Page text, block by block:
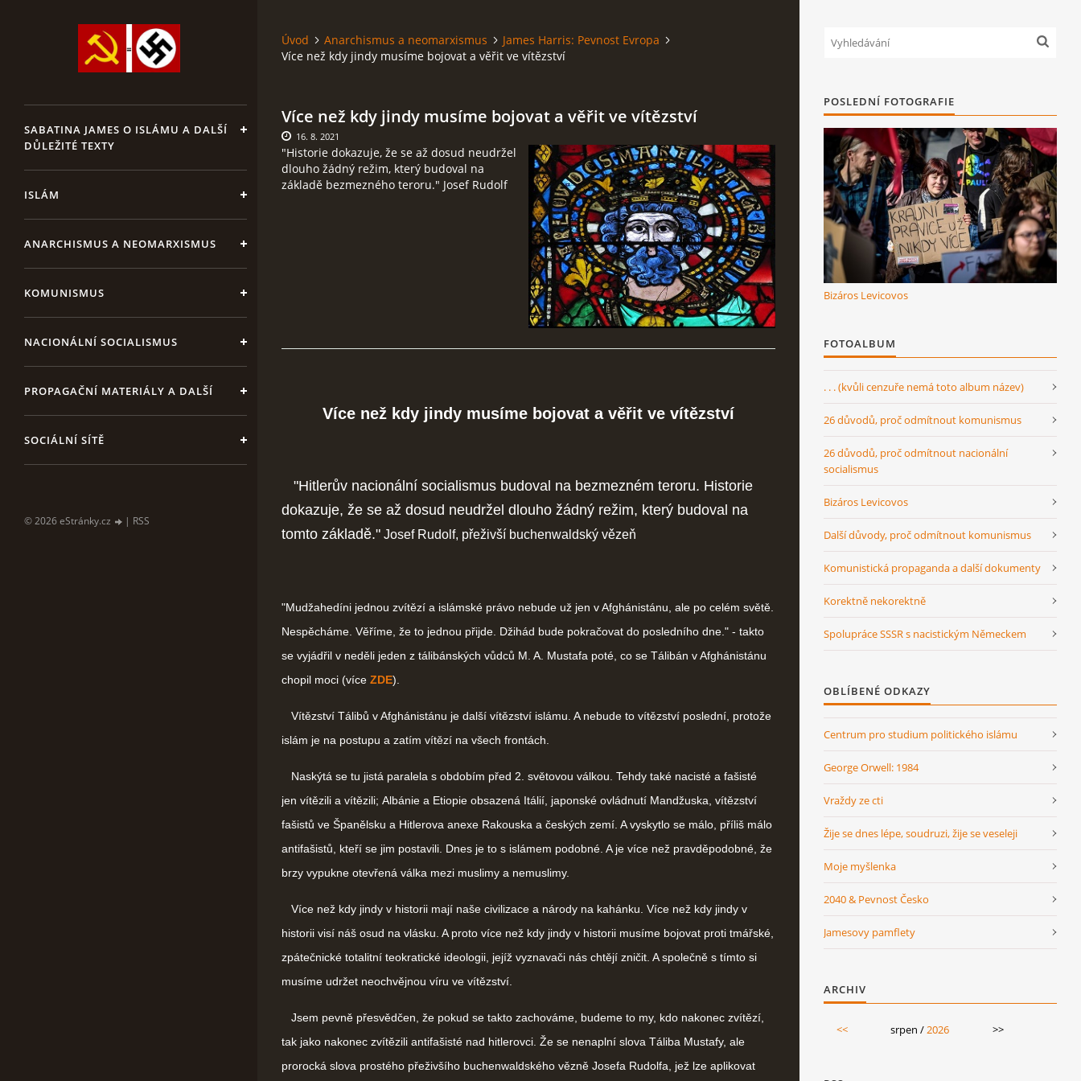
SABATINA JAMES O ISLÁMU A DALŠÍ
DŮLEŽITÉ TEXTY
ISLÁM
ANARCHISMUS A NEOMARXISMUS
KOMUNISMUS
NACIONÁLNÍ SOCIALISMUS
PROPAGAČNÍ MATERIÁLY A DALŠÍ
SOCIÁLNÍ SÍTĚ
© 2026 eStránky.cz | RSS
Úvod Anarchismus a neomarxismus
James Harris: Pevnost Evropa
Více než kdy jindy musíme bojovat a věřit ve vítězství
Více než kdy jindy musíme bojovat a věřit ve vítězství
"Historie dokazuje, že se až dosud neudržel
dlouho žádný režim, který budoval na
základě bezmezného teroru." Josef Rudolf
16. 8. 2021
Více než kdy jindy musíme bojovat a věřit ve vítězství
"Hitlerův nacionální socialismus budoval na bezmezném teroru. Historie
dokazuje, že se až dosud neudržel dlouho žádný režim, který budoval na
tomto základě." Josef Rudolf, přeživší buchenwaldský vězeň
"Mudžahedíni jednou zvítězí a islámské právo nebude už jen v Afghánistánu, ale po celém světě.
Nespěcháme. Věříme, že to jednou přijde. Džihád bude pokračovat do posledního dne." - takto
se vyjádřil v neděli jeden z tálibánských vůdců M. A. Mustafa poté, co se Tálibán v Afghánistánu
chopil moci (více ZDE).
Vítězství Tálibů v Afghánistánu je další vítězství islámu. A nebude to vítězství poslední, protože
islám je na postupu a zatím vítězí na všech frontách.
Naskýtá se tu jistá paralela s obdobím před 2. světovou válkou. Tehdy také nacisté a fašisté
jen vítězili a vítězili; Albánie a Etiopie obsazená Itálií, japonské ovládnutí Mandžuska, vítězství
fašistů ve Španělsku a Hitlerova anexe Rakouska a českých zemí. A vyskytlo se málo, příliš málo
antifašistů, kteří se jim postavili. Dnes je to s islámem podobné. A je více než pravděpodobné, že
brzy vypukne otevřená válka mezi muslimy a nemuslimy.
Více než kdy jindy v historii mají naše civilizace a národy na kahánku. Více než kdy jindy v
historii visí náš osud na vlásku. A proto více než kdy jindy v historii musíme bojovat proti tmářské,
zpátečnické totalitní teokratické ideologii, jejíž vyznavači nás chtějí zničit. A společně s tímto si
musíme udržet neochvějnou víru ve vítězství.
Jsem pevně přesvědčen, že pokud se takto zachováme, budeme to my, kdo nakonec zvítězí,
tak jako nakonec zvítězili antifašisté nad hitlerovci. Že se nenaplní slova Táliba Mustafy, ale
prorocká slova prostého přeživšího buchenwaldského vězně Josefa Rudolfa, jež lze aplikovat
POSLEDNÍ FOTOGRAFIE
Bizáros Levicovos
FOTOALBUM
. . . (kvůli cenzuře nemá toto album název)
26 důvodů, proč odmítnout komunismus
26 důvodů, proč odmítnout nacionální
socialismus
Bizáros Levicovos
Další důvody, proč odmítnout komunismus
Komunistická propaganda a další dokumenty
Korektně nekorektně
Spolupráce SSSR s nacistickým Německem
OBLÍBENÉ ODKAZY
Centrum pro studium politického islámu
George Orwell: 1984
Vraždy ze cti
Žije se dnes lépe, soudruzi, žije se veseleji
Moje myšlenka
2040 & Pevnost Česko
Jamesovy pamflety
ARCHIV
<< srpen /2026 >>